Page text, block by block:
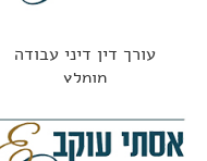
עורך דין דיני עבודה
מומלץ